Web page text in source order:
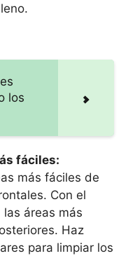
los
fáciles:
más fáciles de
Con el
áreas más
Haz
para limpiar los